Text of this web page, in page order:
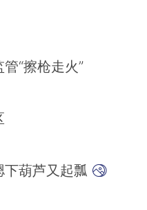
“擦枪走火”
葫芦又起瓢